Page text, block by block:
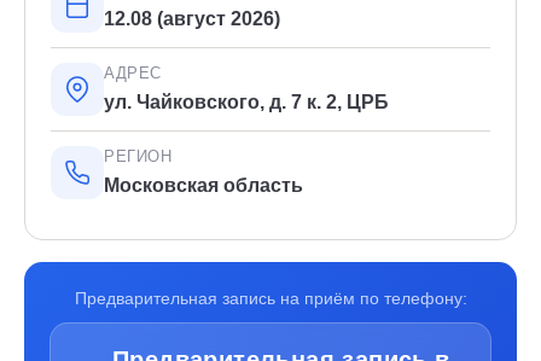
12.08 (август 2026)
АДРЕС
ул. Чайковского, д. 7 к. 2, ЦРБ
РЕГИОН
Московская область
Предварительная запись на приём по телефону: